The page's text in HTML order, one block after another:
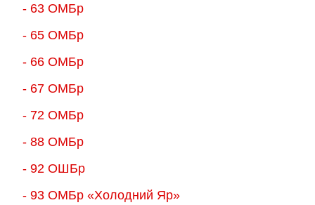
- 63 ОМБр
- 65 ОМБр
- 66 ОМБр
- 67 ОМБр
- 72 ОМБр
- 88 ОМБр
- 92 ОШБр
- 93 ОМБр «Холодний Яр»